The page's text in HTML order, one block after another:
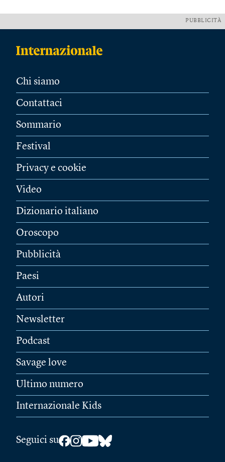
PUBBLICITÀ
Chi siamo
Contattaci
Sommario
Festival
Privacy e cookie
Video
Dizionario italiano
Oroscopo
Pubblicità
Paesi
Autori
Newsletter
Podcast
Savage love
Ultimo numero
Internazionale Kids
Seguici su